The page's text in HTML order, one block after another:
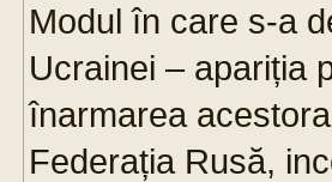
Modul în care s-a
Ucrainei – apariția
înarmarea
Federația Rusă,